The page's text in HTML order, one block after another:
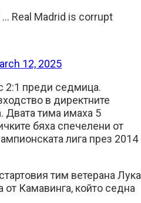
… Real Madrid is corrupt
12, 2025
2:1 преди седмица.
в директните
Двата тима имаха 5
бяха спечелени от
лига през 2014
тим ветерана Лука
Камавинга, който седна